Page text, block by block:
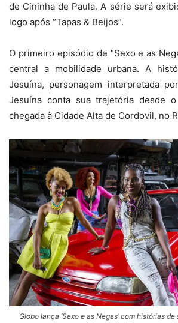
de Cininha de Paula. A série será
logo após “Tapas & Beijos”.
O primeiro episódio de “Sexo e as
central a mobilidade urbana. A
Jesuína, personagem interpretada
Jesuína conta sua trajetória desde
chegada à Cidade Alta de Cordovil, no
Globo lança ‘Sexo e as Negas’ com histórias